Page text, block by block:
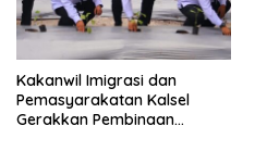
Kakanwil Imigrasi dan
Pemasyarakatan Kalsel
Gerakkan Pembinaan